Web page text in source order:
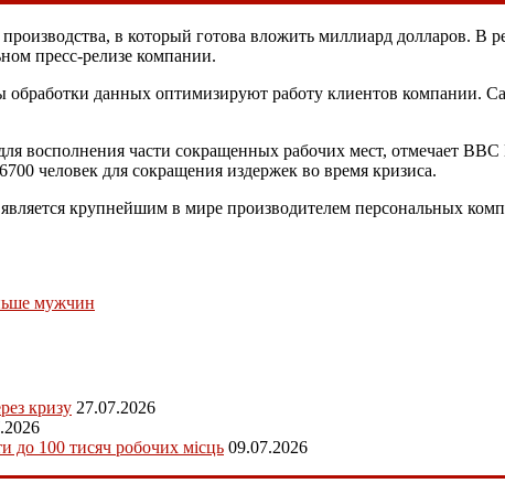
в который готова вложить миллиард долларов. В
пресс-релизе компании.
данных оптимизируют работу клиентов компании.
восполнения части сокращенных рабочих мест, отмечает
человек для сокращения издержек во время кризиса.
крупнейшим в мире производителем персональных
мужчин
кризу 27.07.2026
до 100 тисяч робочих місць 09.07.2026